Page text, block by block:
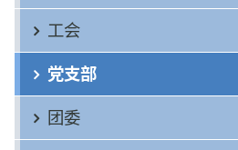
工会
党支部
团委